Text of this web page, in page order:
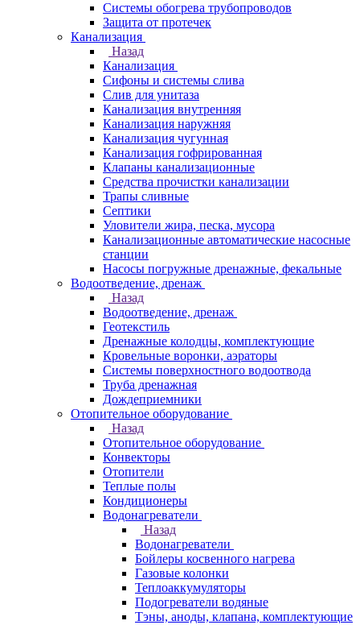
Системы обогрева трубопроводов
Защита от протечек
Канализация
Назад
Канализация
Сифоны и системы слива
Слив для унитаза
Канализация внутренняя
Канализация наружняя
Канализация чугунная
Канализация гофрированная
Клапаны канализационные
Средства прочистки канализации
Трапы сливные
Септики
Уловители жира, песка, мусора
Канализационные автоматические насосные
станции
Насосы погружные дренажные, фекальные
Водоотведение, дренаж
Назад
Водоотведение, дренаж
Геотекстиль
Дренажные колодцы, комплектующие
Кровельные воронки, аэраторы
Системы поверхностного водоотвода
Труба дренажная
Дождеприемники
Отопительное оборудование
Назад
Отопительное оборудование
Конвекторы
Отопители
Теплые полы
Кондиционеры
Водонагреватели
Назад
Водонагреватели
Бойлеры косвенного нагрева
Газовые колонки
Теплоаккумуляторы
Подогреватели водяные
Тэны, аноды, клапана, комплектующие